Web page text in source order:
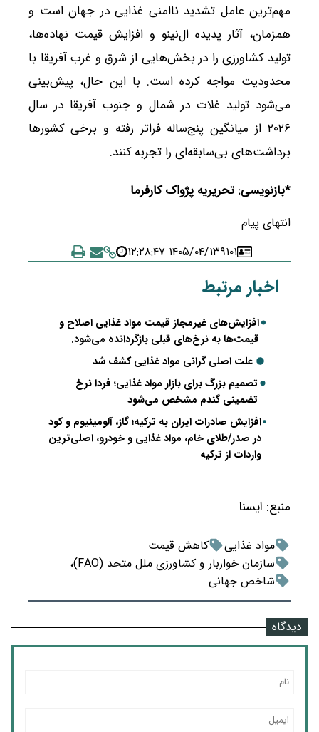
مهم‌ترین عامل تشدید ناامنی غذایی در جهان است و
همزمان، آثار پدیده ال‌نینو و افزایش قیمت نهاده‌ها،
تولید کشاورزی را در بخش‌هایی از شرق و غرب آفریقا با
محدودیت مواجه کرده است. با این حال، پیش‌بینی
می‌شود تولید غلات در شمال و جنوب آفریقا در سال
۲۰۲۶ از میانگین پنج‌ساله فراتر رفته و برخی کشورها
برداشت‌های بی‌سابقه‌ای را تجربه کنند.
*بازنویسی: تحریریه پژواک کارفرما
انتهای پیام
۹۱۰۱۱۴۰۵/۰۴/۱۳ ۱۲:۲۸:۴۷
اخبار مرتبط
افزایش‌های غیرمجاز قیمت مواد غذایی اصلاح و
قیمت‌ها به نرخ‌های قبلی بازگردانده می‌شود.
علت اصلی گرانی مواد غذایی کشف شد
تصمیم بزرگ برای بازار مواد غذایی؛ فردا نرخ
تضمینی گندم مشخص می‌شود
افزایش صادرات ایران به ترکیه؛ گاز، آلومینیوم و کود
در صدر/طلای خام، مواد غذایی و خودرو، اصلی‌ترین
واردات از ترکیه
منبع: ايسنا
مواد غذایی
کاهش قیمت
سازمان خواربار و کشاورزی ملل متحد (FAO)،
شاخص جهانی
دیدگاه